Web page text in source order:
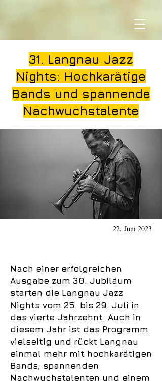
31. Langnau Jazz
Nights: Hochkarätige
Bands und spannende
Nachwuchstalente
22. Juni 2023
Nach einer erfolgreichen
Ausgabe zum 30. Jubiläum
starten die Langnau Jazz
Nights vom 25. bis 29. Juli in
das vierte Jahrzehnt. Auch in
diesem Jahr ist das Programm
vielseitig und rückt Langnau
einmal mehr mit hochkarätigen
Bands, spannenden
Nachwuchstalenten und einem